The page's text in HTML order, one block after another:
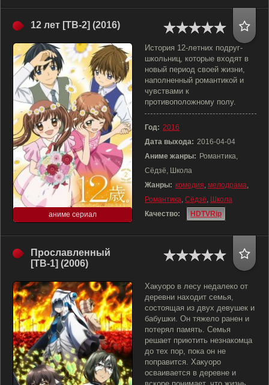
12 лет [ТВ-2] (2016)
аниме сериал
История 12-летних подруг-
школьниц, которые входят в
новый период своей жизни,
наполненный романтикой и
чувствами к
противоположному полу.
Год: 2016
Дата выхода: 2016-04-04
Аниме жанры: Романтика,
Сёдзё, Школа
Жанры: комедия, мелодрама,
Романтика, Сёдзё, Школа
Качество:
HDTVRip
Прославленный
[ТВ-1] (2006)
Хакуоро в лесу недалеко от
деревни находит семья,
состоящая из двух девушек и
бабушки. Он тяжело ранен и
потерял память. Семья
решает приютить незнакомца
до тех пор, пока он не
поправится. Хакуоро
осваивается в деревне и